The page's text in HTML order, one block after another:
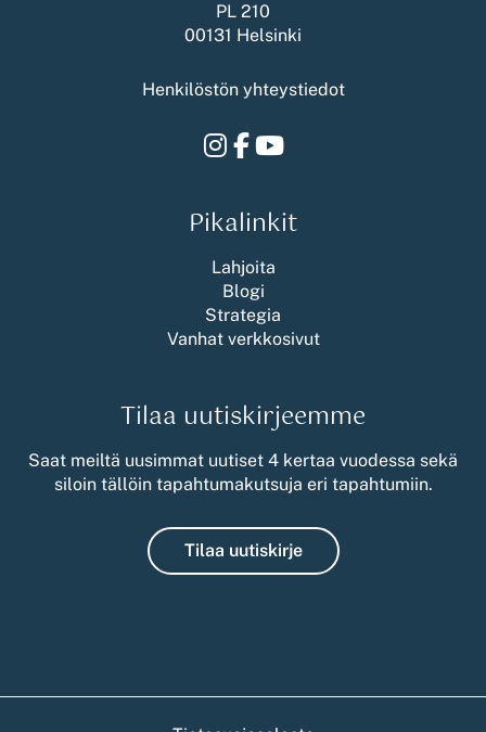
PL 210
00131 Helsinki
Henkilöstön yhteystiedot
Instagram
Facebook
Youtube
Pikalinkit
Lahjoita
Blogi
Strategia
Vanhat verkkosivut
Tilaa uutiskirjeemme
Saat meiltä uusimmat uutiset 4 kertaa vuodessa sekä
siloin tällöin tapahtumakutsuja eri tapahtumiin.
Tilaa uutiskirje